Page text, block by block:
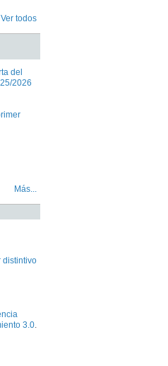
Ver todos
del
2026
Más...
distintivo
3.0.